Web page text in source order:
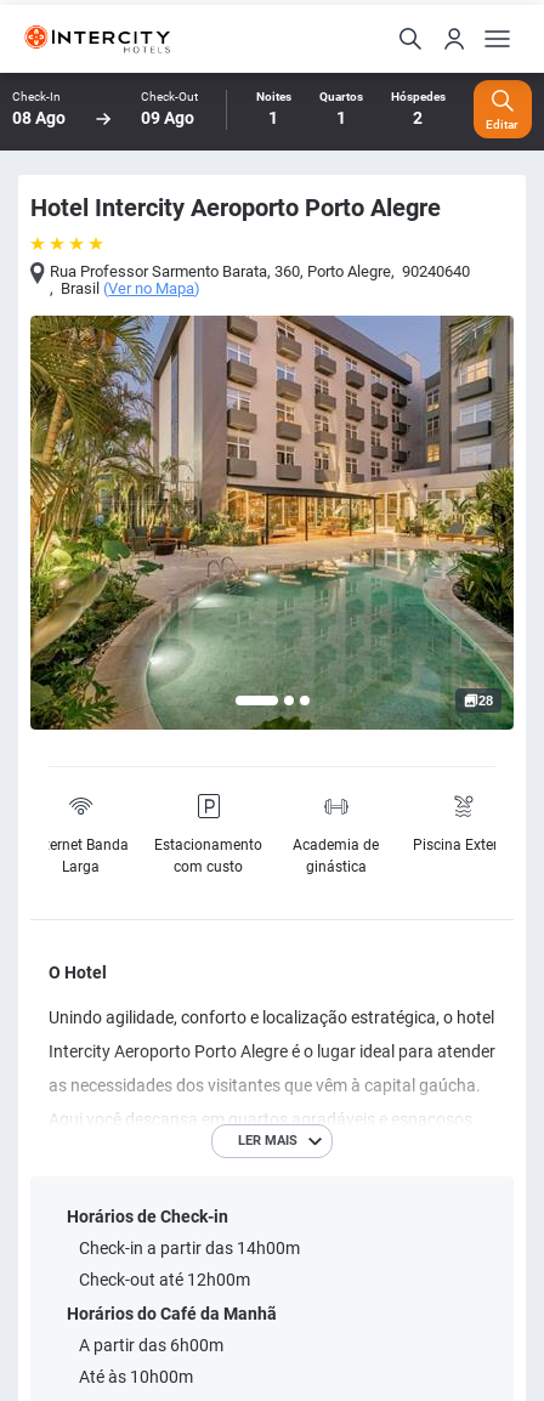
Check-In
08 Ago
Check-Out
09 Ago
Noites
1
Quartos
1
Hóspedes
2 Editar
Hotel Intercity Aeroporto Porto Alegre
Rua Professor Sarmento Barata, 360, Porto Alegre, 90240640
, Brasil (Ver no Mapa)
28
Internet Banda
Larga
Estacionamento
com custo
Academia de
ginástica
Piscina Exterior
O Hotel
Unindo agilidade, conforto e localização estratégica, o hotel
Intercity Aeroporto Porto Alegre é o lugar ideal para atender
as necessidades dos visitantes que vêm à capital gaúcha.
Aqui você descansa em quartos agradáveis e espaçosos,
chega ao aeroporto em 5 minutos - ou ao centro da cidade
região metropolitana com bastante facilidade. Viva essa
experiência e sinta-se bem no nosso hotel em Porto Alegre.
LER MAIS
Horários de Check-in
Check-in a partir das 14h00m
Check-out até 12h00m
Horários do Café da Manhã
A partir das 6h00m
Até às 10h00m